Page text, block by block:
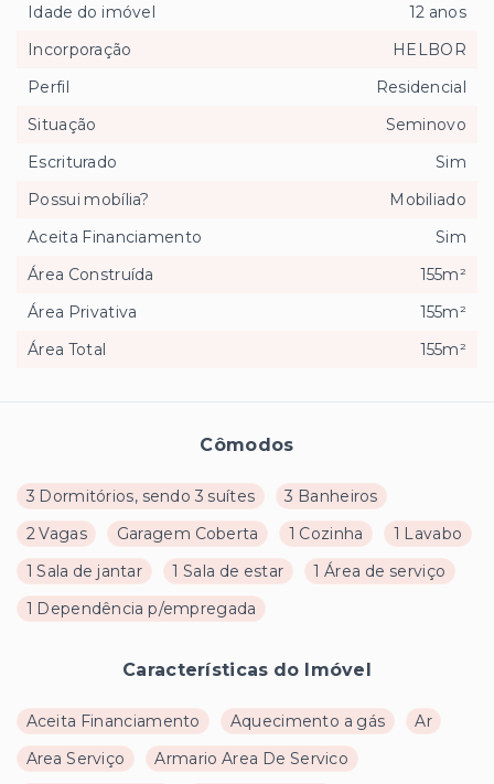
Cômodos
3 Dormitórios, sendo 3 suítes
3 Banheiros
2 Vagas
Garagem Coberta 1 Cozinha
1 Lavabo
1 Sala de jantar
1 Sala de estar
1 Área de serviço
1 Dependência p/empregada
Características do Imóvel
Aceita Financiamento Aquecimento a gás
Ar
Area Serviço
Armario Area De Servico
Idade do imóvel
12 anos
Incorporação
HELBOR
Perfil
Residencial
Situação
Seminovo
Escriturado
Sim
Possui mobília?
Mobiliado
Aceita Financiamento
Sim
Área Construída
155m²
Área Privativa
155m²
Área Total
155m²